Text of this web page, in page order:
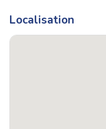
Localisation